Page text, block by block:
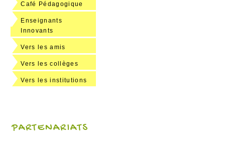
Café Pédagogique
Enseignants
Innovants
Vers les amis
Vers les collèges
Vers les institutions
PARTENARIATS